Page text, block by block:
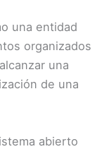
una entidad
organizados
una
de una
abierto